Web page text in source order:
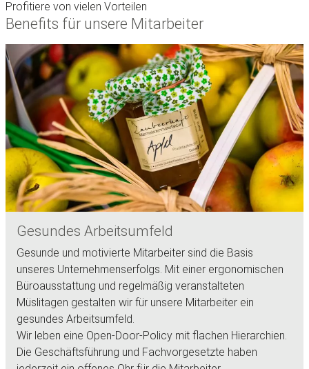
Profitiere von vielen Vorteilen
Benefits für unsere Mitarbeiter
Gesundes Arbeitsumfeld
Gesunde und motivierte Mitarbeiter sind die Basis
unseres Unternehmenserfolgs. Mit einer ergonomischen
Büroausstattung und regelmäßig veranstalteten
Müslitagen gestalten wir für unsere Mitarbeiter ein
gesundes Arbeitsumfeld.
Wir leben eine Open-Door-Policy mit flachen Hierarchien.
Die Geschäftsführung und Fachvorgesetzte haben